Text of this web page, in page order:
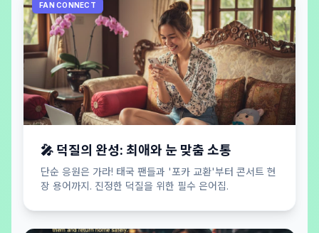
FAN CONNECT
🎤 덕질의 완성: 최애와 눈 맞춤 소통
단순 응원은 가라! 태국 팬들과 '포카 교환'부터 콘서트 현
장 용어까지. 진정한 덕질을 위한 필수 은어집.